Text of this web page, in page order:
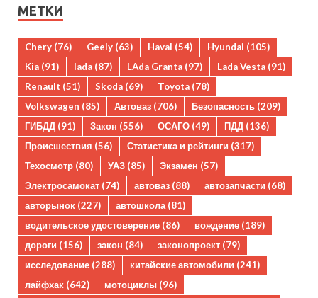
МЕТКИ
Chery (76) Geely (63) Haval (54) Hyundai (105)
Kia (91) lada (87) LAda Granta (97) Lada Vesta (91)
Renault (51) Skoda (69) Toyota (78)
Volkswagen (85) Автоваз (706) Безопасность (209)
ГИБДД (91) Закон (556) ОСАГО (49) ПДД (136)
Происшествия (56) Статистика и рейтинги (317)
Техосмотр (80) УАЗ (85) Экзамен (57)
Электросамокат (74) автоваз (88) автозапчасти (68)
авторынок (227) автошкола(81)
водительское удостоверение (86) вождение (189)
дороги (156) закон (84) законопроект (79)
исследование (288) китайские автомобили (241)
лайфхак (642) мотоциклы (96)